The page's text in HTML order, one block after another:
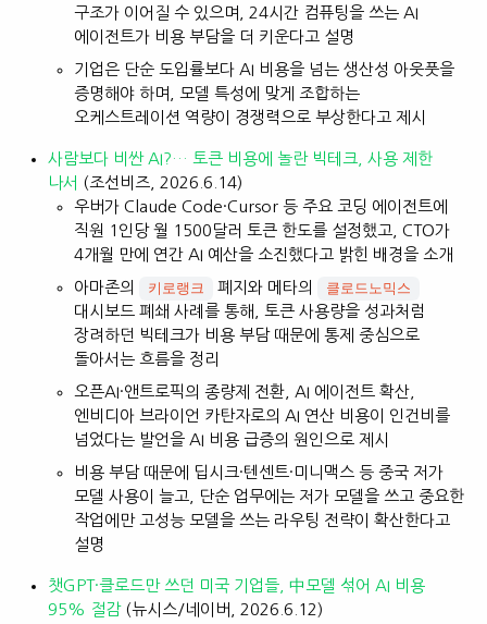
구조가 이어질 수 있으며, 24시간 컴퓨팅을 쓰는 AI
에이전트가 비용 부담을 더 키운다고 설명
기업은 단순 도입률보다 AI 비용을 넘는 생산성 아웃풋을
증명해야 하며, 모델 특성에 맞게 조합하는
오케스트레이션 역량이 경쟁력으로 부상한다고 제시
사람보다 비싼 AI?… 토큰 비용에 놀란 빅테크, 사용 제한
나서 (조선비즈, 2026.6.14)
우버가 Claude Code·Cursor 등 주요 코딩 에이전트에
직원 1인당 월 1500달러 토큰 한도를 설정했고, CTO가
4개월 만에 연간 AI 예산을 소진했다고 밝힌 배경을 소개
아마존의
키로랭크 폐지와 메타의 클로드노믹스
대시보드 폐쇄 사례를 통해, 토큰 사용량을 성과처럼
장려하던 빅테크가 비용 부담 때문에 통제 중심으로
돌아서는 흐름을 정리
오픈AI·앤트로픽의 종량제 전환, AI 에이전트 확산,
엔비디아 브라이언 카탄자로의 AI 연산 비용이 인건비를
넘었다는 발언을 AI 비용 급증의 원인으로 제시
비용 부담 때문에 딥시크·텐센트·미니맥스 등 중국 저가
모델 사용이 늘고, 단순 업무에는 저가 모델을 쓰고 중요한
작업에만 고성능 모델을 쓰는 라우팅 전략이 확산한다고
설명
챗GPT·클로드만 쓰던 미국 기업들, 中모델 섞어 AI 비용
95% 절감(뉴시스/네이버, 2026.6.12)